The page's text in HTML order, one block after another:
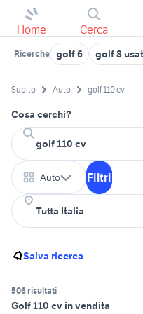
Home Cerca
Ricerche golf 6 golf 8
Subito Auto golf 110 cv
Cosa cerchi?
Auto Filtri
Salva ricerca
506 risultati
Golf 110 cv in vendita